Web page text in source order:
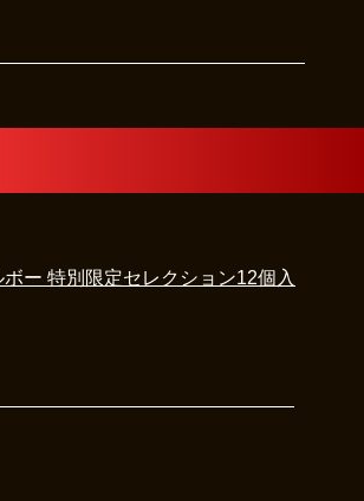
ー 特別限定セレクション12個入